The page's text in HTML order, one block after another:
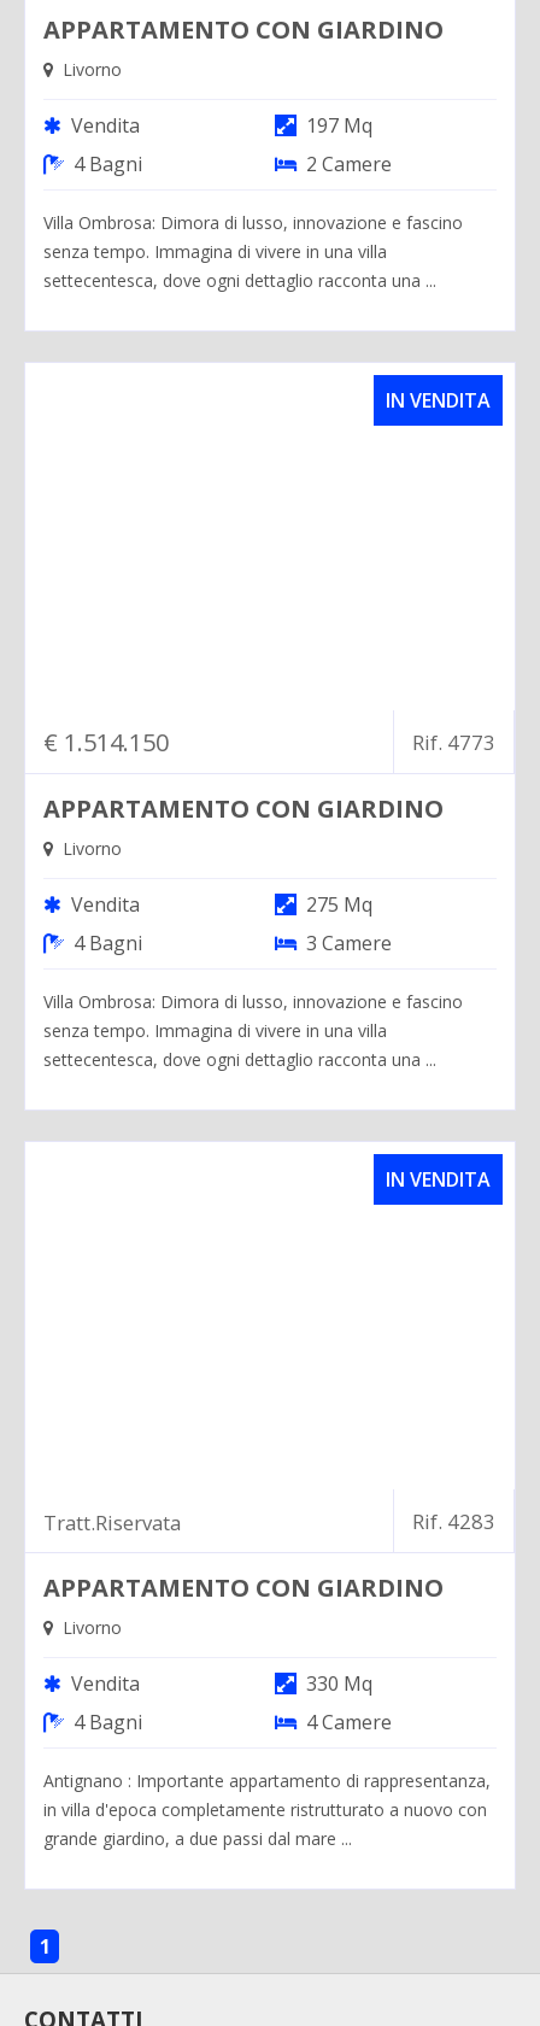
APPARTAMENTO CON GIARDINO
Livorno
Vendita
197 Mq
4 Bagni
2 Camere
Villa Ombrosa: Dimora di lusso, innovazione e fascino
senza tempo. Immagina di vivere in una villa
settecentesca, dove ogni dettaglio racconta una ...
IN VENDITA
€ 1.514.150 Rif. 4773
APPARTAMENTO CON GIARDINO
Livorno
Vendita
275 Mq
4 Bagni
3 Camere
Villa Ombrosa: Dimora di lusso, innovazione e fascino
senza tempo. Immagina di vivere in una villa
settecentesca, dove ogni dettaglio racconta una ...
IN VENDITA
Tratt.Riservata Rif. 4283
APPARTAMENTO CON GIARDINO
Livorno
Vendita
330 Mq
4 Bagni
4 Camere
Antignano : Importante appartamento di rappresentanza,
in villa d'epoca completamente ristrutturato a nuovo con
grande giardino, a due passi dal mare ...
1
CONTATTI